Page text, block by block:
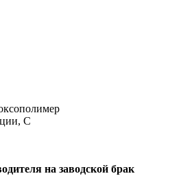
С
на заводской брак